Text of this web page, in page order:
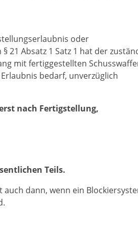
oder
21 Absatz 1 Satz 1 hat der
mit fertiggestellten
bedarf, unverzüglich
nach Fertigstellung,
Teils.
auch dann, wenn ein